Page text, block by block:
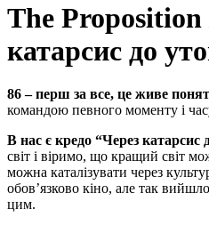
The Proposition
катарсис до
86 – перш за все, це живе
командою певного моменту і
В нас є кредо “Через катарсис
світ і віримо, що кращий світ
можна каталізувати через
обов’язково кіно, але так
цим.